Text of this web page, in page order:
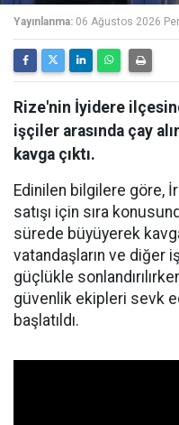
Yayınlanma: 06 Ağustos 2026
Rize'nin İyidere
işçiler arasında çay
kavga çıktı.
Edinilen bilgilere göre,
satışı için sıra
sürede büyüyerek
vatandaşların ve diğer
güçlükle
güvenlik ekipleri sevk
başlatıldı.